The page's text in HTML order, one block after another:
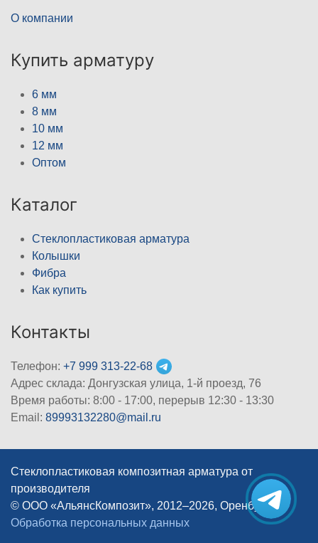
О компании
Купить арматуру
6 мм
8 мм
10 мм
12 мм
Оптом
Каталог
Стеклопластиковая арматура
Колышки
Фибра
Как купить
Контакты
Телефон: +7 999 313-22-68
Адрес склада: Донгузская улица, 1-й проезд, 76
Время работы: 8:00 - 17:00, перерыв 12:30 - 13:30
Email: 89993132280@mail.ru
Стеклопластиковая композитная арматура от
производителя
© ООО «АльянсКомпозит», 2012–2026, Оренбург
|
Обработка персональных данных